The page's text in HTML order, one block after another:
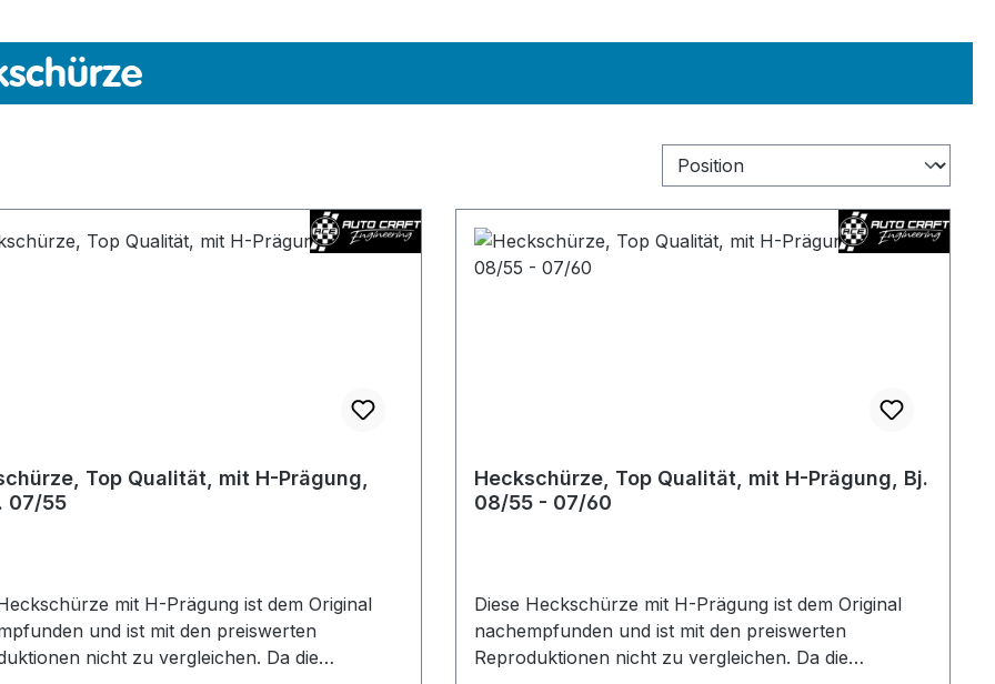
Top Qualität, mit H-Prägung,
07/55
mit H-Prägung ist dem Original
und ist mit den preiswerten
nicht zu vergleichen. Da die
Heckschürze, Top Qualität, mit H-Prägung, Bj.
08/55 - 07/60
Diese Heckschürze mit H-Prägung ist dem Original
nachempfunden und ist mit den preiswerten
Reproduktionen nicht zu vergleichen. Da die